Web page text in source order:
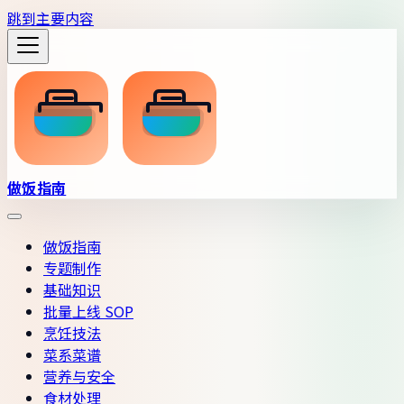
跳到主要内容
做饭指南
做饭指南
专题制作
基础知识
批量上线 SOP
烹饪技法
菜系菜谱
营养与安全
食材处理